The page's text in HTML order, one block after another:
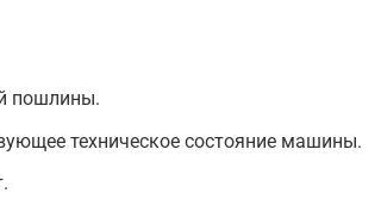
пошлины.
техническое состояние машины.